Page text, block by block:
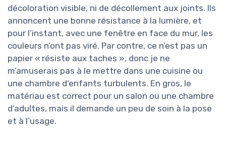
décoloration visible, ni de décollement aux joints. Ils
annoncent une bonne résistance à la lumière, et
pour l’instant, avec une fenêtre en face du mur, les
couleurs n’ont pas viré. Par contre, ce n’est pas un
papier « résiste aux taches », donc je ne
m’amuserais pas à le mettre dans une cuisine ou
une chambre d’enfants turbulents. En gros, le
matériau est correct pour un salon ou une chambre
d’adultes, mais il demande un peu de soin à la pose
et à l’usage.